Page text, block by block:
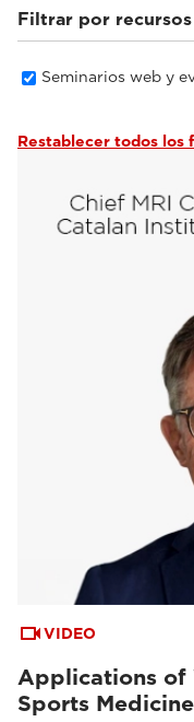
Filtrar por
Seminarios web y
Restablecer todos los
VIDEO
Applications of
Sports